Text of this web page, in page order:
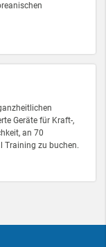
Geräte für Kraft-,
an 70
Training zu buchen.